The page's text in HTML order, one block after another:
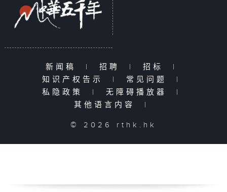
新闻稿 | 招聘 | 招标
|
知识产权告示
| 常见问题
|
私隐政策
| 无障碍播放器
|
其他语言内容
|
© 2026 rthk.hk